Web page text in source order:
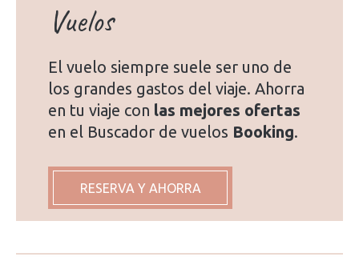
Vuelos
El vuelo siempre suele ser uno de
los grandes gastos del viaje. Ahorra
en tu viaje con las mejores ofertas
en el Buscador de vuelos Booking.
RESERVA Y AHORRA